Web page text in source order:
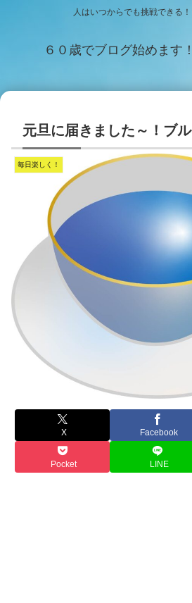
人はいつからでも挑戦できる！
６０歳でブログ始めます
元旦に届きました～！ブ
毎日楽しく！
X Facebook
Pocket LINE